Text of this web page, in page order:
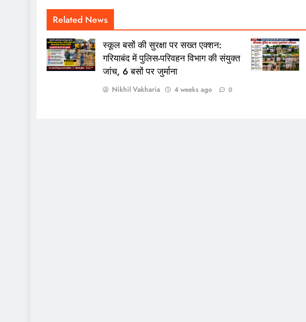
Related News
स्कूल बसों की सुरक्षा पर सख्त एक्शन:
गरियाबंद में पुलिस-परिवहन विभाग की संयुक्त
जांच, 6 बसों पर जुर्माना
Nikhil Vakharia 4 weeks ago 0